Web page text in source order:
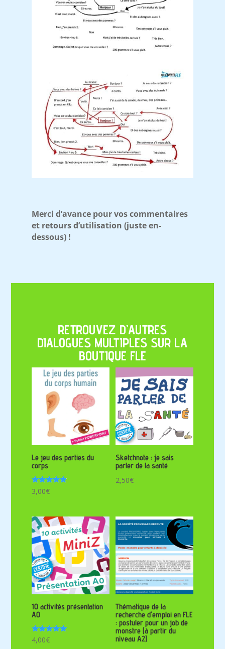
Merci d’avance pour vos commentaires
et retours d’utilisation (juste en-
dessous) !
RETROUVEZ D’AUTRES
DIALOGUES MULTIPLES SUR LA
BOUTIQUE FLE
Le jeu des parties du
corps
Note
4.71
3,00€
Sketchnote : je sais
parler de la santé
2,50€
10 activités présentation
A0
Note
5.00
4,00€
Thématique de la
recherche d’emploi en FLE
: postuler pour un job de
monstre (à partir du
niveau A2)